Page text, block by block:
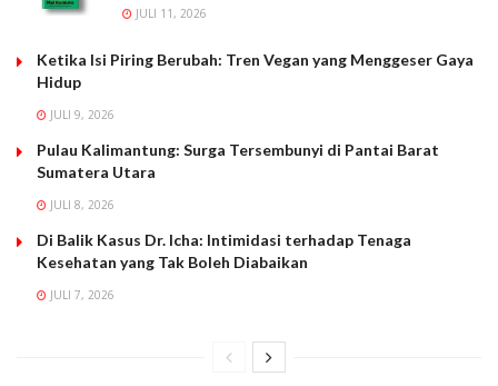
JULI 11, 2026
Ketika Isi Piring Berubah: Tren Vegan yang Menggeser Gaya
Hidup
JULI 9, 2026
Pulau Kalimantung: Surga Tersembunyi di Pantai Barat
Sumatera Utara
JULI 8, 2026
Di Balik Kasus Dr. Icha: Intimidasi terhadap Tenaga
Kesehatan yang Tak Boleh Diabaikan
JULI 7, 2026